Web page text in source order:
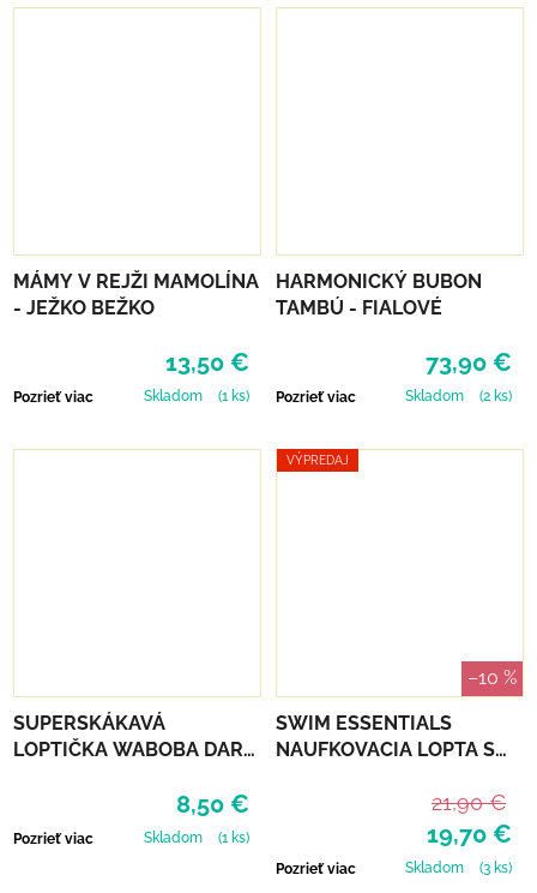
MÁMY V REJŽI MAMOLÍNA
- JEŽKO BEŽKO
13,50 €
Pozrieť viac Skladom (1 ks)
HARMONICKÝ BUBON
TAMBÚ - FIALOVÉ
73,90 €
Pozrieť viac Skladom (2 ks)
SUPERSKÁKAVÁ
LOPTIČKA WABOBA DARK
8,50 €
Pozrieť viac Skladom (1 ks)
VÝPREDAJ
–10 %
SWIM ESSENTIALS
NAUFKOVACIA LOPTA S
19,70 €
21,90 €
Pozrieť viac Skladom (3 ks)